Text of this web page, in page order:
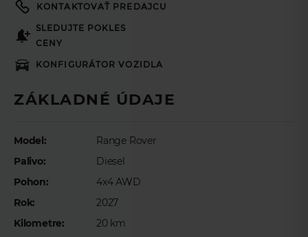
KONTAKTOVAŤ PREDAJCU
SLEDUJTE POKLES
CENY
KONFIGURÁTOR VOZIDLA
197 169€
Akontácia
Mesačná splátka *
Priezvisko
E-mail
ZÁKLADNÉ ÚDAJE
Model:
Range Rover
Palivo:
Diesel
Pohon:
4x4 AWD
Rok:
2027
Kilometre:
20 km